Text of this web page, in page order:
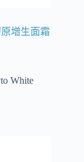
增生面霜
White